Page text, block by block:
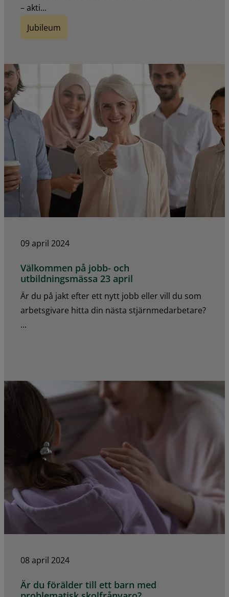
– akti...
Jubileum
09 april 2024
Välkommen på jobb- och
utbildningsmässa 23 april
Är du på jakt efter ett nytt jobb eller vill du som
arbetsgivare hitta din nästa stjärnmedarbetare?
...
08 april 2024
Är du förälder till ett barn med